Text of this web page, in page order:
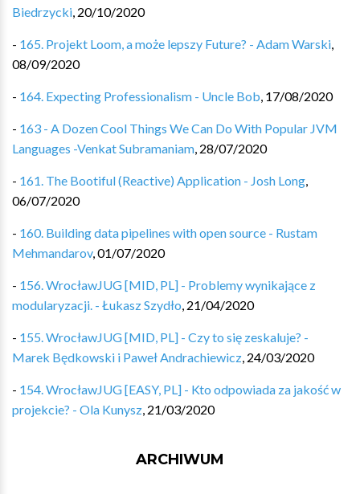
Biedrzycki, 20/10/2020
- 165. Projekt Loom, a może lepszy Future? - Adam Warski,
08/09/2020
- 164. Expecting Professionalism - Uncle Bob, 17/08/2020
- 163 - A Dozen Cool Things We Can Do With Popular JVM
Languages -Venkat Subramaniam, 28/07/2020
- 161. The Bootiful (Reactive) Application - Josh Long,
06/07/2020
- 160. Building data pipelines with open source - Rustam
Mehmandarov,01/07/2020
- 156. WrocławJUG [MID, PL] - Problemy wynikające z
modularyzacji. - Łukasz Szydło, 21/04/2020
- 155. WrocławJUG [MID, PL] - Czy to się zeskaluje? -
Marek Będkowski i Paweł Andrachiewicz, 24/03/2020
- 154. WrocławJUG [EASY, PL] - Kto odpowiada za jakość w
projekcie? - Ola Kunysz, 21/03/2020
ARCHIWUM